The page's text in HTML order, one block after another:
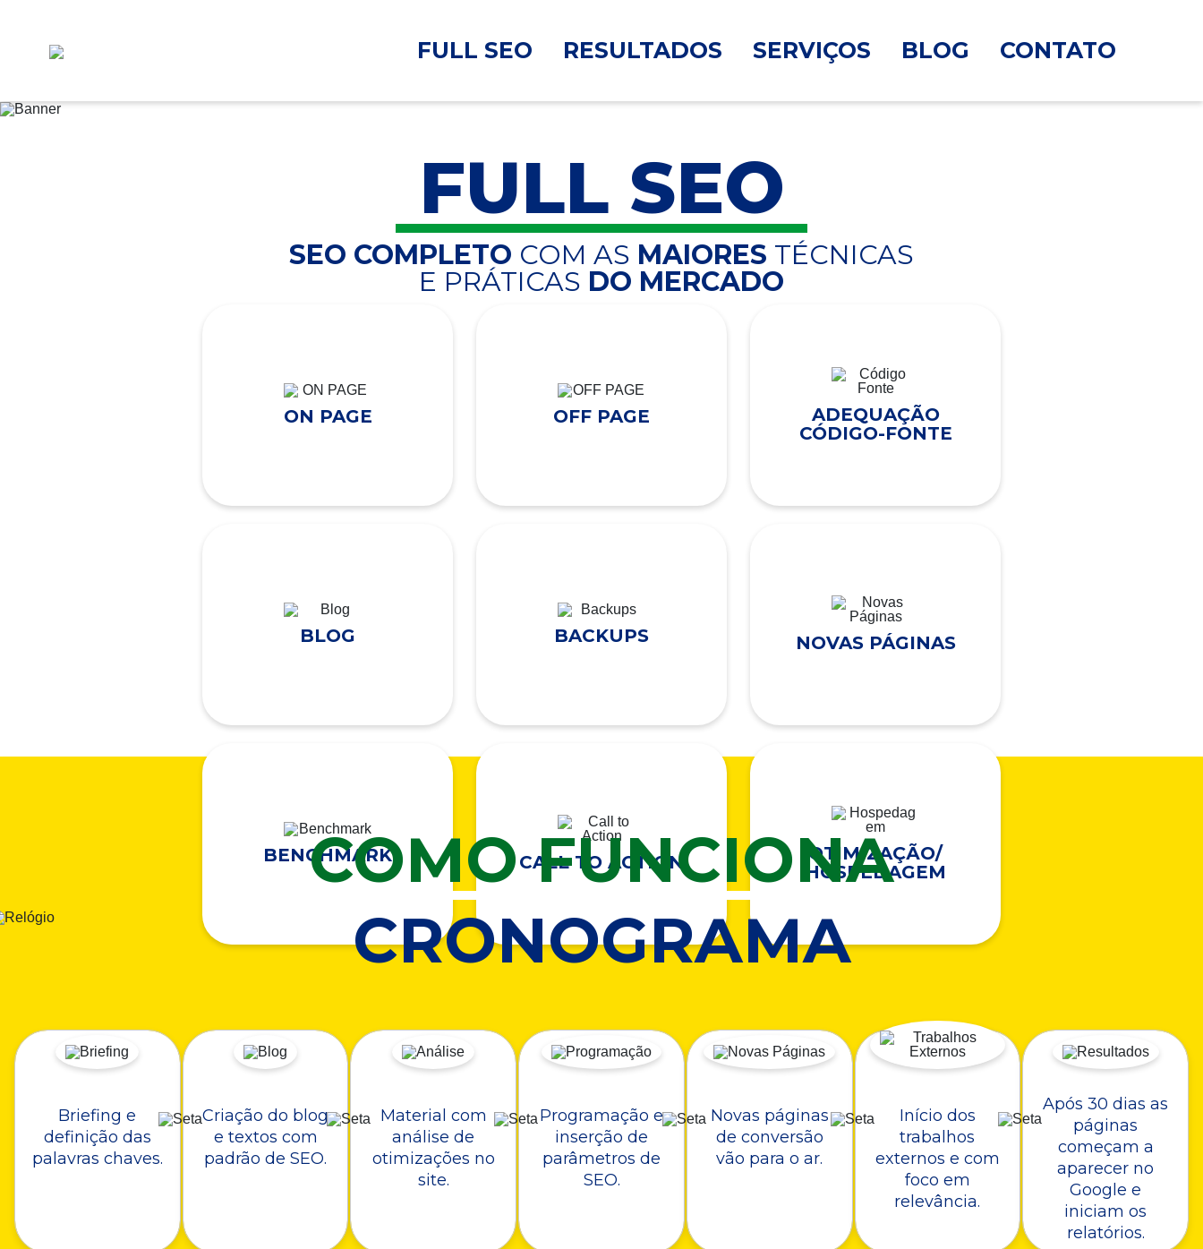
FULL SEO RESULTADOS SERVIÇOS BLOG CONTATO
FULL SEO
SEO COMPLETO COM AS MAIORES TÉCNICAS
E PRÁTICAS DO MERCADO
ON PAGE OFF PAGE
ADEQUAÇÃO
CÓDIGO-FONTE
BLOG BACKUPS NOVAS PÁGINAS
BENCHMARK CALL TO ACTION
OTIMIZAÇÃO/
HOSPEDAGEM
COMO FUNCIONA
CRONOGRAMA
Briefing e
definição das
palavras chaves.
Criação do blog
e textos com
padrão de SEO.
Material com
análise de
otimizações no
site.
Programação e
inserção de
parâmetros de
SEO.
Novas páginas
de conversão
vão para o ar.
Início dos
trabalhos
externos e com
foco em
relevância.
Após 30 dias as
páginas
começam a
aparecer no
Google e
iniciam os
relatórios.